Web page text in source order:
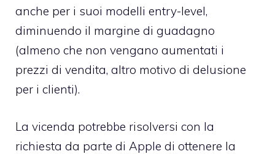
anche per i suoi modelli entry-level,
diminuendo il margine di guadagno
(almeno che non vengano aumentati i
prezzi di vendita, altro motivo di delusione
per i clienti).
La vicenda potrebbe risolversi con la
richiesta da parte di Apple di ottenere la